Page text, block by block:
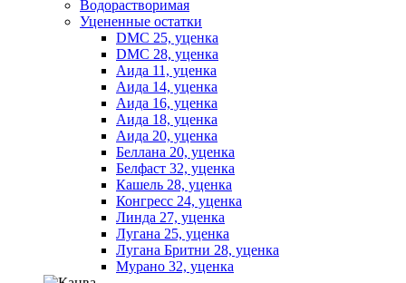
Водорастворимая
Уцененные остатки
DMC 25, уценка
DMC 28, уценка
Аида 11, уценка
Аида 14, уценка
Аида 16, уценка
Аида 18, уценка
Аида 20, уценка
Беллана 20, уценка
Белфаст 32, уценка
Кашель 28, уценка
Конгресс 24, уценка
Линда 27, уценка
Лугана 25, уценка
Лугана Бритни 28, уценка
Мурано 32, уценка